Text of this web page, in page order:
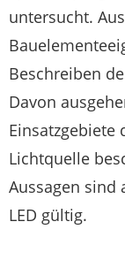
untersucht.
Beschreiben
Davon
Lichtquelle
Aussagen sind
LED gültig.